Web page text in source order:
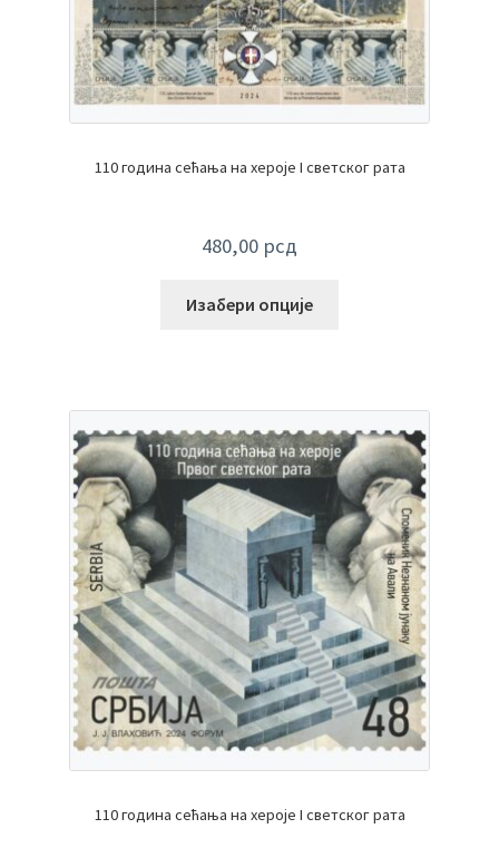
110 година сећања на хероје I светског рата
480,00 рсд
Изабери опције
110 година сећања на хероје I светског рата